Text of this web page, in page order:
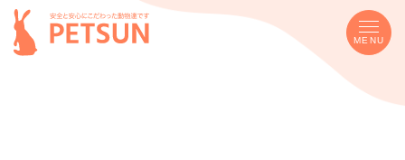
MENU